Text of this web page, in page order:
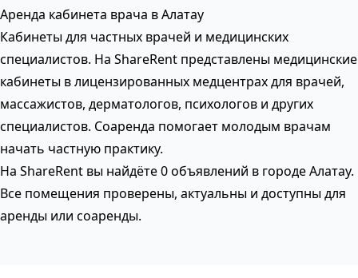
Аренда кабинета врача в Алатау
Кабинеты для частных врачей и медицинских
специалистов. На ShareRent представлены медицинские
кабинеты в лицензированных медцентрах для врачей,
массажистов, дерматологов, психологов и других
специалистов. Соаренда помогает молодым врачам
начать частную практику.
На ShareRent вы найдёте 0 объявлений в городе Алатау.
Все помещения проверены, актуальны и доступны для
аренды или соаренды.